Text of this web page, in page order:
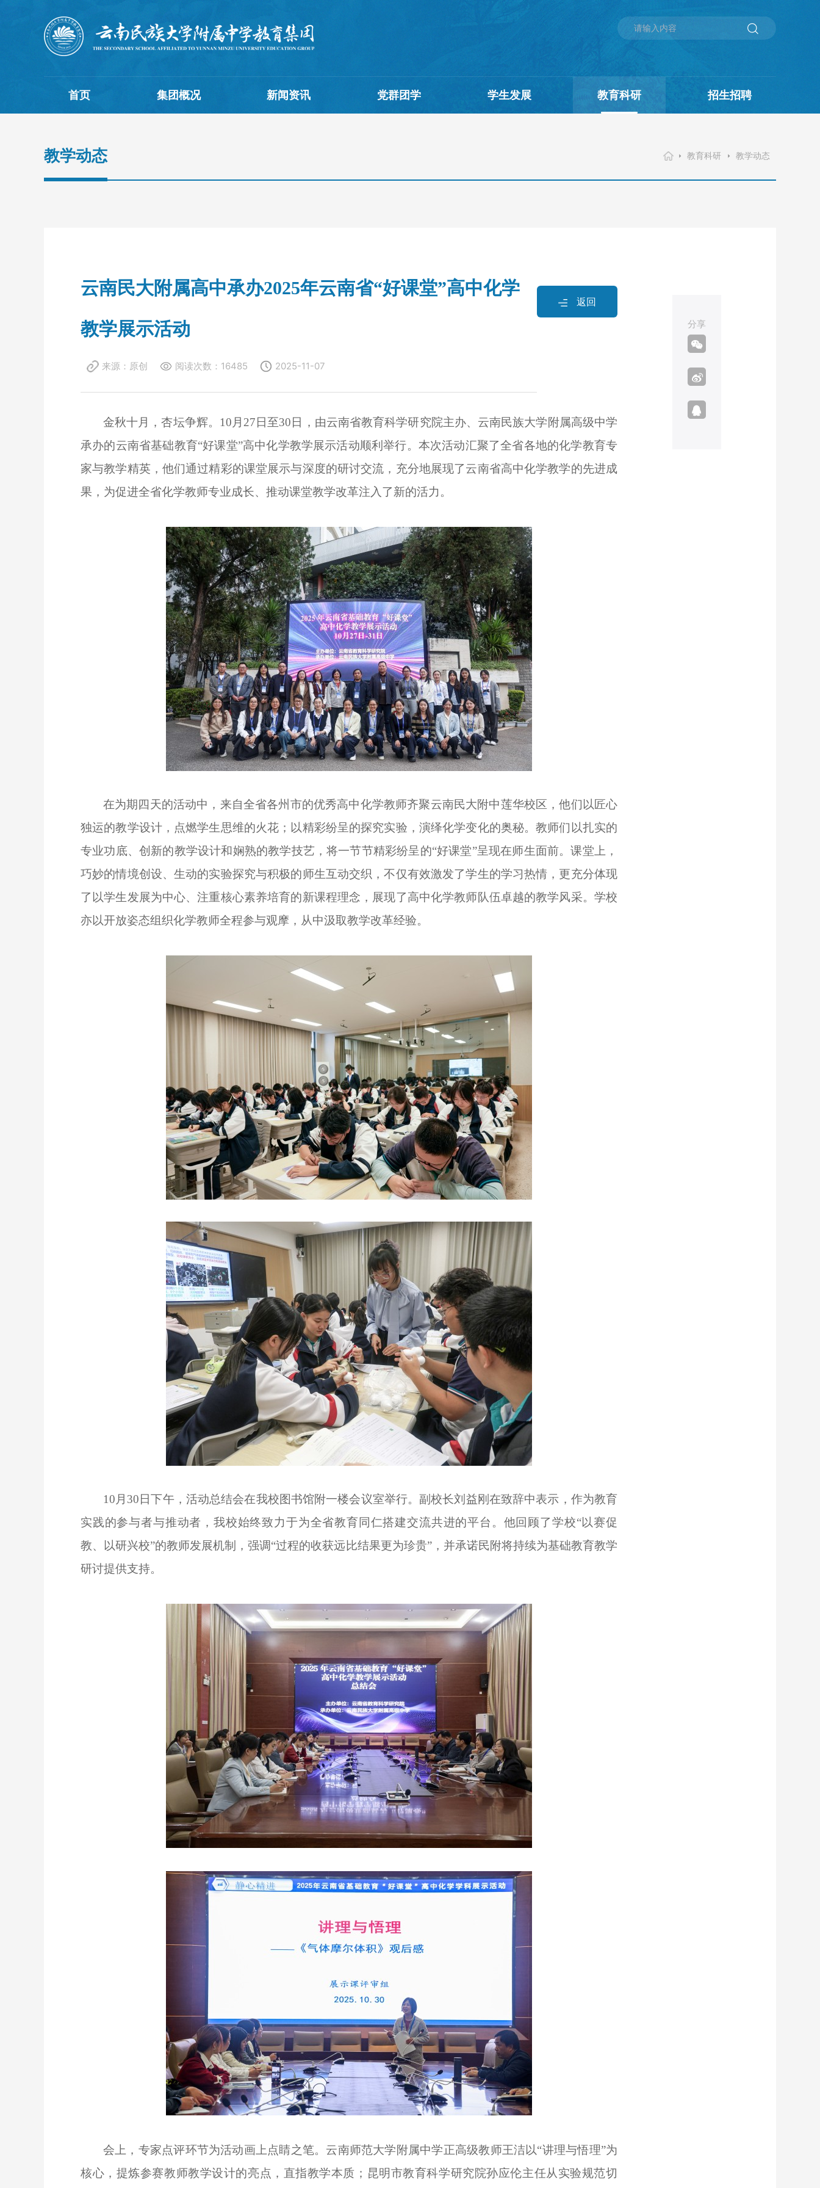
首页 集团概况 新闻资讯 党群团学 学生发展 教育科研 招生招聘
教学动态 教育科研 教学动态
返回
云南民大附属高中承办2025年云南省“好课堂”高中化学
教学展示活动
来源： 原创 阅读次数： 16485 2025-11-07
分享
金秋十月，杏坛争辉。 10月27日至30日，由云南省教育科学研究院主办、云南民族大学附属高级中学
承办的云南省基础教育“好课堂”高中化学教学展示活动顺利举行。本次活动汇聚了全省各地的化学教育专
家与教学精英，他们通过精彩的课堂展示与深度的研讨交流，充分地展现了云南省高中化学教学的先进成
果，为促进全省化学教师专业成长、推动课堂教学改革注入了新的活力。
在为期四天的活动中，来自全省各州市的优秀高中化学教师齐聚云南民大附中莲华校区，他们以匠心
独运的教学设计，点燃学生思维的火花；以精彩纷呈的探究实验，演绎化学变化的奥秘。教师们以扎实的
专业功底、创新的教学设计和娴熟的教学技艺，将一节节精彩纷呈的“好课堂”呈现在师生面前。课堂上，
巧妙的情境创设、生动的实验探究与积极的师生互动交织，不仅有效激发了学生的学习热情，更充分体现
了以学生发展为中心、注重核心素养培育的新课程理念，展现了高中化学教师队伍卓越的教学风采。学校
亦以开放姿态组织化学教师全程参与观摩，从中汲取教学改革经验。
10月30日下午，活动总结会在我校图书馆附一楼会议室举行。副校长刘益刚在致辞中表示，作为教育
实践的参与者与推动者，我校始终致力于为全省教育同仁搭建交流共进的平台。他回顾了学校“以赛促
教、以研兴校”的教师发展机制，强调“过程的收获远比结果更为珍贵”，并承诺民附将持续为基础教育教学
研讨提供支持。
会上，专家点评环节为活动画上点睛之笔。云南师范大学附属中学正高级教师王洁以“讲理与悟理”为
核心，提炼参赛教师教学设计的亮点，直指教学本质；昆明市教育科学研究院孙应伦主任从实验规范切